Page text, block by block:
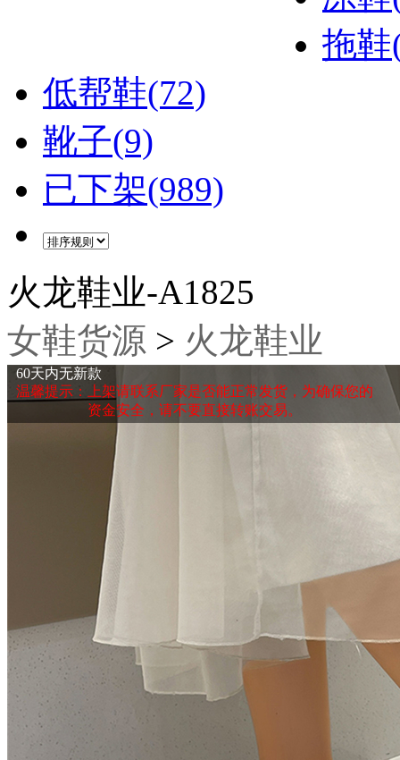
拖鞋
低帮鞋(72)
靴子(9)
已下架(989)
火龙鞋业-A1825
女鞋货源 > 火龙鞋业
60天内无新款
温馨提示：上架请联系厂家是否能正常发货，为确保您的
资金安全，请不要直接转账交易。